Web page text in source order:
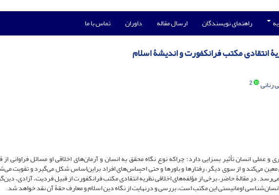
راهنمای نویسندگان ارسال مقاله داوران تماس با ما
انتقادی مکتب فرانکفورت و اندیشۀ اسلام
رنانی
2
عملی انسان تأثیر بسزایی دارد؛ چراکه نوع نگاه محقق به انسان و آرمان‌های اخلاقی او مسائل فراوانی از
می‌کند و از سوی دیگر، رفتارها و باورها و حتی احساس‌های افراد براین‌اساس شکل‌ می‌گیرد و تقویت
در مقالۀ حاضر، برخی از مؤلفه‌های اخلاقی نظریهٔ انتقادی مکتب فرانکفورت از قبیل فردیت، آزادی،
اومانیستی این مکتب است، بررسی و درنهایت از نگاه دین اسلام و معارف حقۀ آن نقد خواهد شد.